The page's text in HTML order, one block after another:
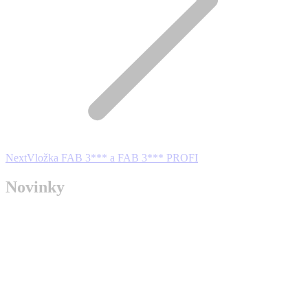
NextNext
Vložka FAB 3*** a FAB 3*** PROFI
Novinky